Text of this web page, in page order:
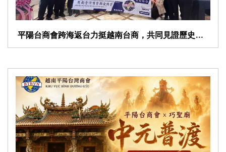
​ 平陽台商會跨海返台力挺越南台商，共同見證歷史新